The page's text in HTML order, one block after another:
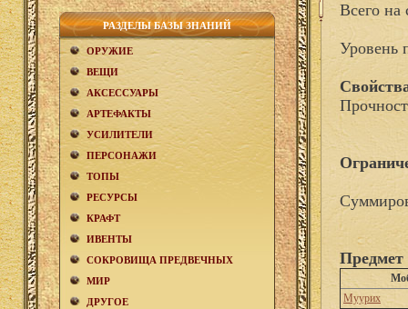
РАЗДЕЛЫ БАЗЫ ЗНАНИЙ
ОРУЖИЕ
ВЕЩИ
АКCЕСCУАРЫ
АРТЕФАКТЫ
УСИЛИТЕЛИ
ПЕРСОНАЖИ
ТОПЫ
РЕСУРСЫ
КРАФТ
ИВЕНТЫ
СОКРОВИЩА ПРЕДВЕЧНЫХ
МИР
ДРУГОЕ
Всего на
Уровень
Муурих